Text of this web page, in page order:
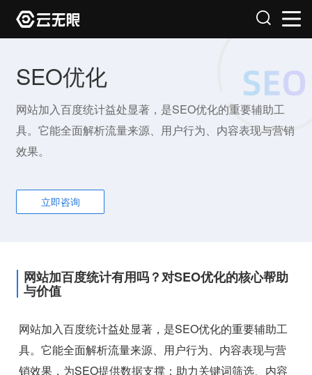
SEO优化
网站加入百度统计益处显著，是SEO优化的重要辅助工
具。它能全面解析流量来源、用户行为、内容表现与营销
效果。
立即咨询
网站加百度统计有用吗？对SEO优化的核心帮助
与价值
网站加入百度统计益处显著，是SEO优化的重要辅助工
具。它能全面解析流量来源、用户行为、内容表现与营
销效果，为SEO提供数据支撑：助力关键词筛选、内容